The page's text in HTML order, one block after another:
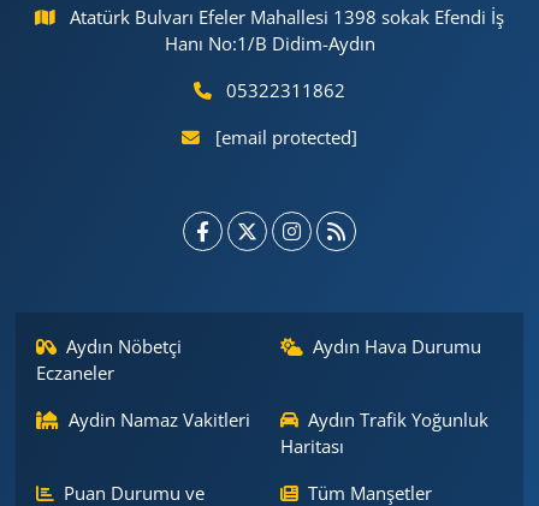
Atatürk Bulvarı Efeler Mahallesi 1398 sokak Efendi İş
Hanı No:1/B Didim-Aydın
05322311862
[email protected]
Aydın Nöbetçi
Eczaneler
Aydın Hava Durumu
Aydin Namaz Vakitleri
Aydın Trafik Yoğunluk
Haritası
Puan Durumu ve
Tüm Manşetler